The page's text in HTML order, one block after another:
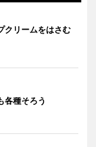
クリームをはさむ
各種そろう